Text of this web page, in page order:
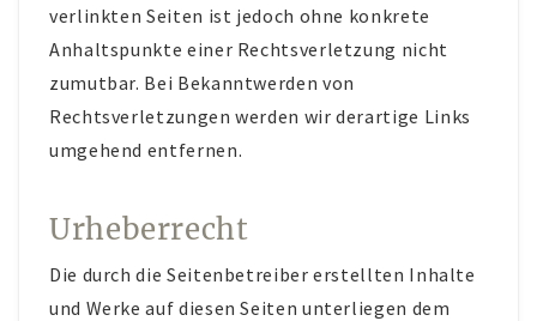
verlinkten Seiten ist jedoch ohne konkrete
Anhaltspunkte einer Rechtsverletzung nicht
zumutbar. Bei Bekanntwerden von
Rechtsverletzungen werden wir derartige Links
umgehend entfernen.
Urheberrecht
Die durch die Seitenbetreiber erstellten Inhalte
und Werke auf diesen Seiten unterliegen dem